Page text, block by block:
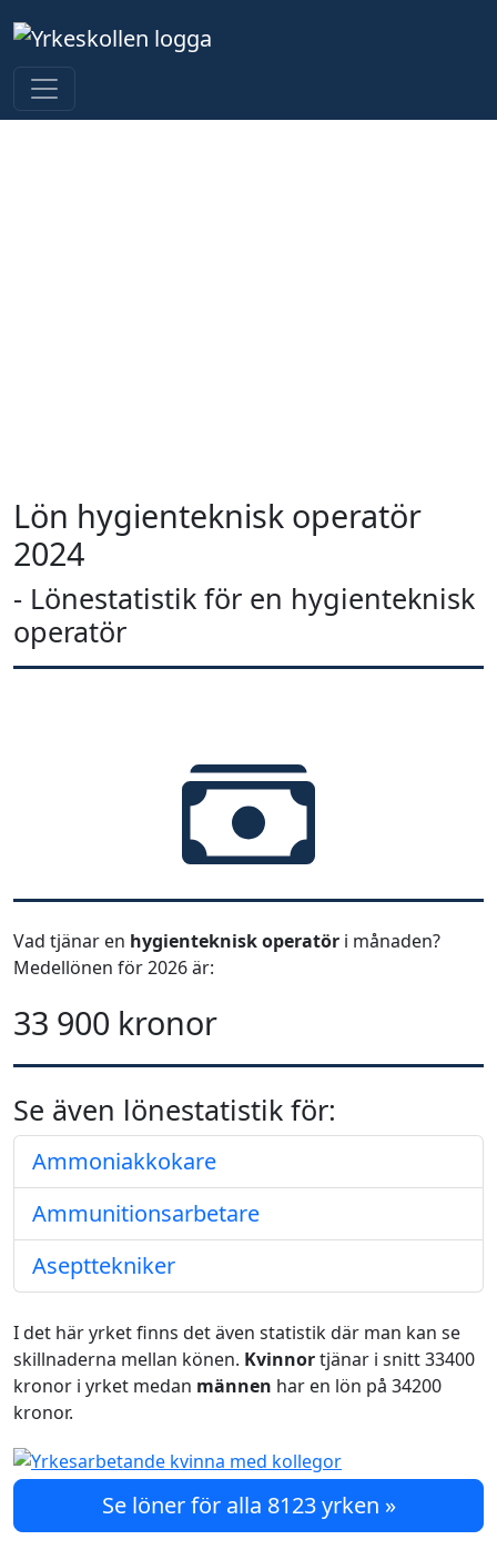
Lön hygienteknisk operatör
2024
- Lönestatistik för en hygienteknisk
operatör
Vad tjänar en hygienteknisk operatör i månaden?
Medellönen för 2026 är:
33 900 kronor
Se även lönestatistik för:
Ammoniakkokare
Ammunitionsarbetare
Asepttekniker
I det här yrket finns det även statistik där man kan se
skillnaderna mellan könen. Kvinnortjänar i snitt 33400
kronor i yrket medan männen har en lön på 34200
kronor.
Se löner för alla 8123 yrken »